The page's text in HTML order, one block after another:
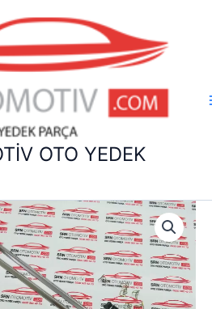
OTO YEDEK